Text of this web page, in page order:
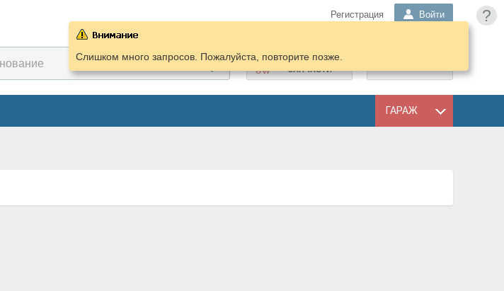
?
Регистрация Войти
ПОДОБРАТЬ
ЗАПЧАСТИ
ГАРАЖ
Слишком много запросов. Пожалуйста, повторите позже.